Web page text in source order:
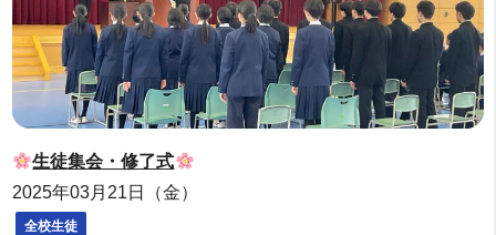
生徒集会・修了式
2025年03月21日（金）
全校生徒